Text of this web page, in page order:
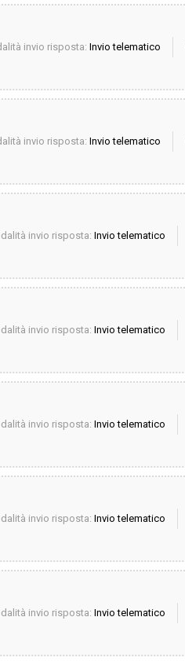
invio risposta: Invio telematico
invio risposta: Invio telematico
invio risposta: Invio telematico
invio risposta: Invio telematico
invio risposta: Invio telematico
invio risposta: Invio telematico
invio risposta: Invio telematico